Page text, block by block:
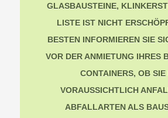
GLASBAUSTEINE,
LISTE IST NICHT
BESTEN INFORMIEREN SIE
VOR DER ANMIETUNG IHRES
CONTAINERS, OB SIE
VORAUSSICHTLICH
ABFALLARTEN ALS